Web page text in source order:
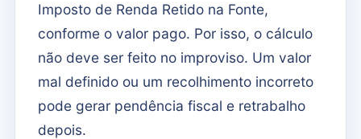
Imposto de Renda Retido na Fonte,
conforme o valor pago. Por isso, o cálculo
não deve ser feito no improviso. Um valor
mal definido ou um recolhimento incorreto
pode gerar pendência fiscal e retrabalho
depois.